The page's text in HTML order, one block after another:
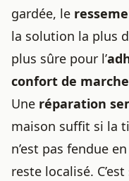
gardée, le
la solution la plus
plus sûre pour l’
confort de marche
Une réparation
maison suffit si la
n’est pas fendue
reste localisé.